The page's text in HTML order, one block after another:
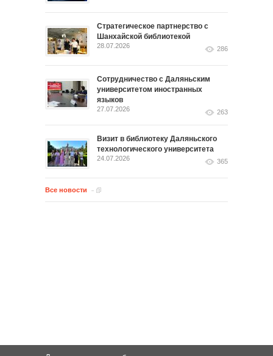
Стратегическое партнерство с
Шанхайской библиотекой
28.07.2026 286
Сотрудничество с Даляньским
университетом иностранных
языков
27.07.2026 263
Визит в библиотеку Даляньского
технологического университета
24.07.2026 365
Все новости